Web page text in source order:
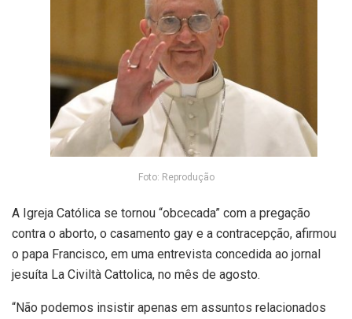
Foto: Reprodução
A Igreja Católica se tornou “obcecada” com a pregação
contra o aborto, o casamento gay e a contracepção, afirmou
o papa Francisco, em uma entrevista concedida ao jornal
jesuíta La Civiltà Cattolica, no mês de agosto.
“Não podemos insistir apenas em assuntos relacionados